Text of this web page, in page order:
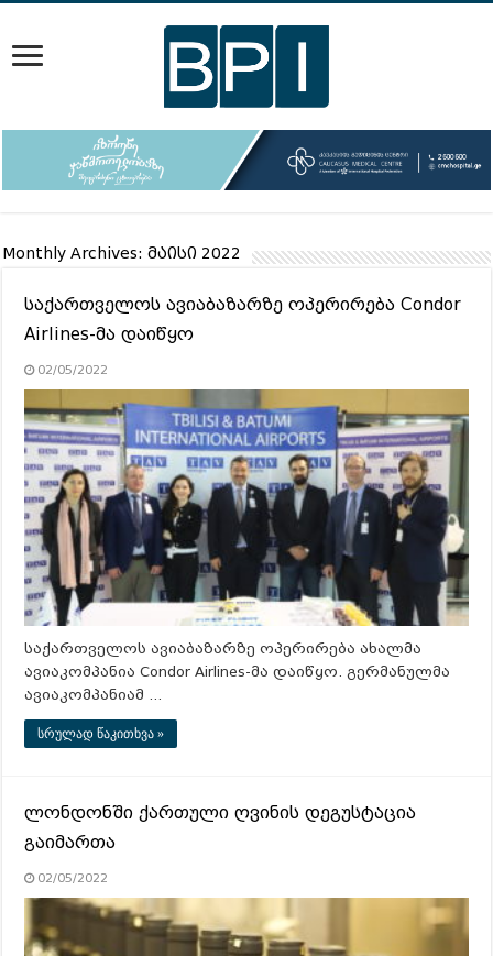
Monthly Archives:მაისი 2022
საქართველოს ავიაბაზარზე ოპერირება Condor
Airlines-მა დაიწყო
02/05/2022
საქართველოს ავიაბაზარზე ოპერირება ახალმა
ავიაკომპანია Condor Airlines-მა დაიწყო. გერმანულმა
ავიაკომპანიამ …
სრულად წაკითხვა »
ლონდონში ქართული ღვინის დეგუსტაცია
გაიმართა
02/05/2022